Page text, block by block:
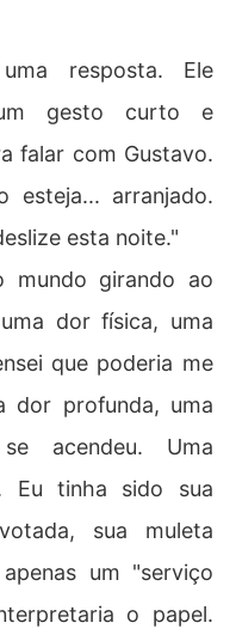
resposta. Ele
um gesto curto e
falar com Gustavo.
esteja... arranjado.
esta noite."
mundo girando ao
dor física, uma
que poderia me
dor profunda, uma
acendeu. Uma
Eu tinha sido sua
sua muleta
um "serviço
o papel.